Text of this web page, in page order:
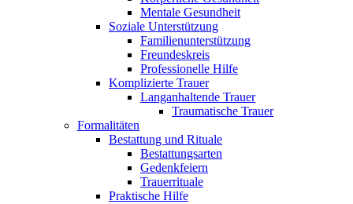
Mentale Gesundheit
Soziale Unterstützung
Familienunterstützung
Freundeskreis
Professionelle Hilfe
Komplizierte Trauer
Langanhaltende Trauer
Traumatische Trauer
Formalitäten
Bestattung und Rituale
Bestattungsarten
Gedenkfeiern
Trauerrituale
Praktische Hilfe